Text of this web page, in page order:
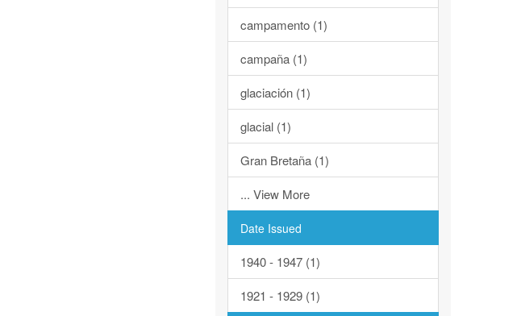
campamento (1)
campaña (1)
glaciación (1)
glacial (1)
Gran Bretaña (1)
... View More
Date Issued
1940 - 1947 (1)
1921 - 1929 (1)